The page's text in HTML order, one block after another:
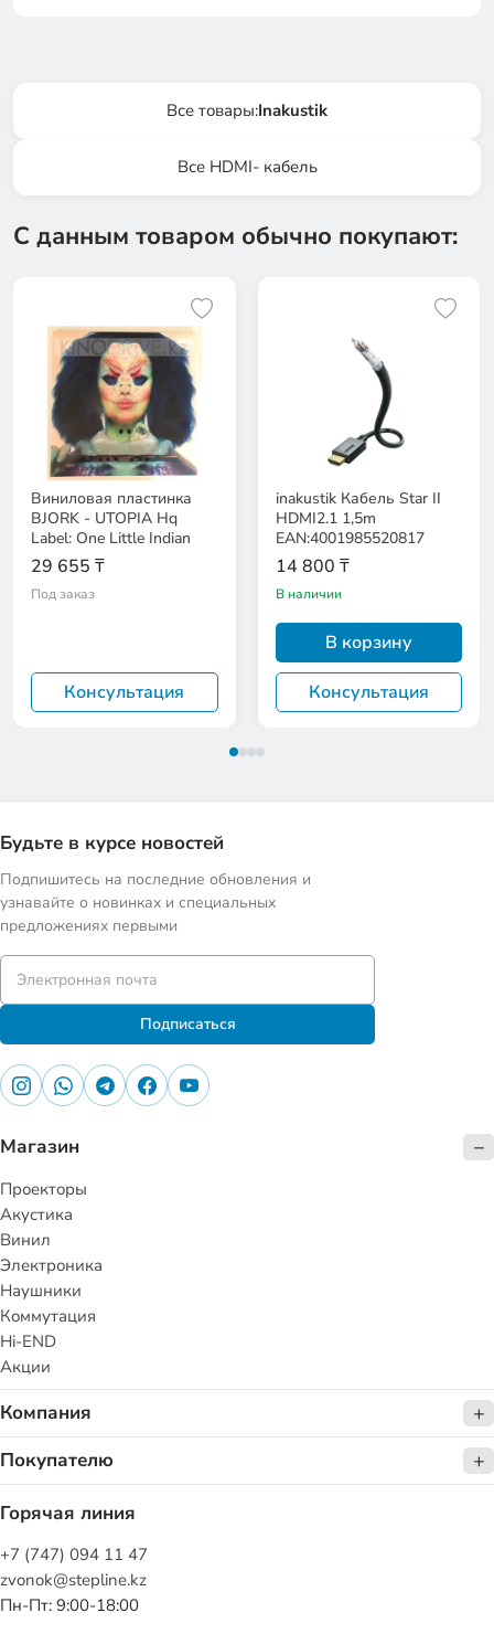
Все товары:Inakustik
Все HDMI- кабель
С данным товаром обычно покупают:
Виниловая пластинка
BJORK - UTOPIA Hq
Label: One Little Indian
29 655 ₸
Под заказ
Консультация
inakustik Кабель Star II
HDMI2.1 1,5m
EAN:4001985520817
14 800 ₸
В наличии
В корзину
Консультация
Будьте в курсе новостей
Подпишитесь на последние обновления и
узнавайте о новинках и специальных
предложениях первыми
Подписаться
Магазин
Проекторы
Акустика
Винил
Электроника
Наушники
Коммутация
Hi-END
Акции
Компания
Покупателю
Горячая линия
+7 (747) 094 11 47
zvonok@stepline.kz
Пн-Пт: 9:00-18:00